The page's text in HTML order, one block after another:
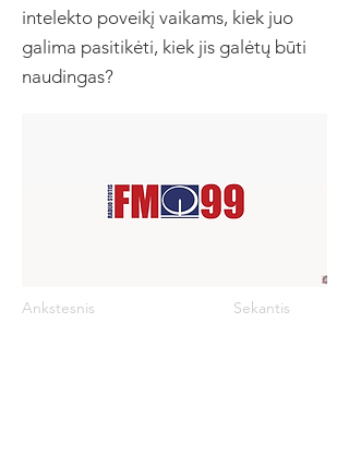
intelekto poveikį vaikams, kiek juo
galima pasitikėti, kiek jis galėtų būti
naudingas?
Ankstesnis Sekantis